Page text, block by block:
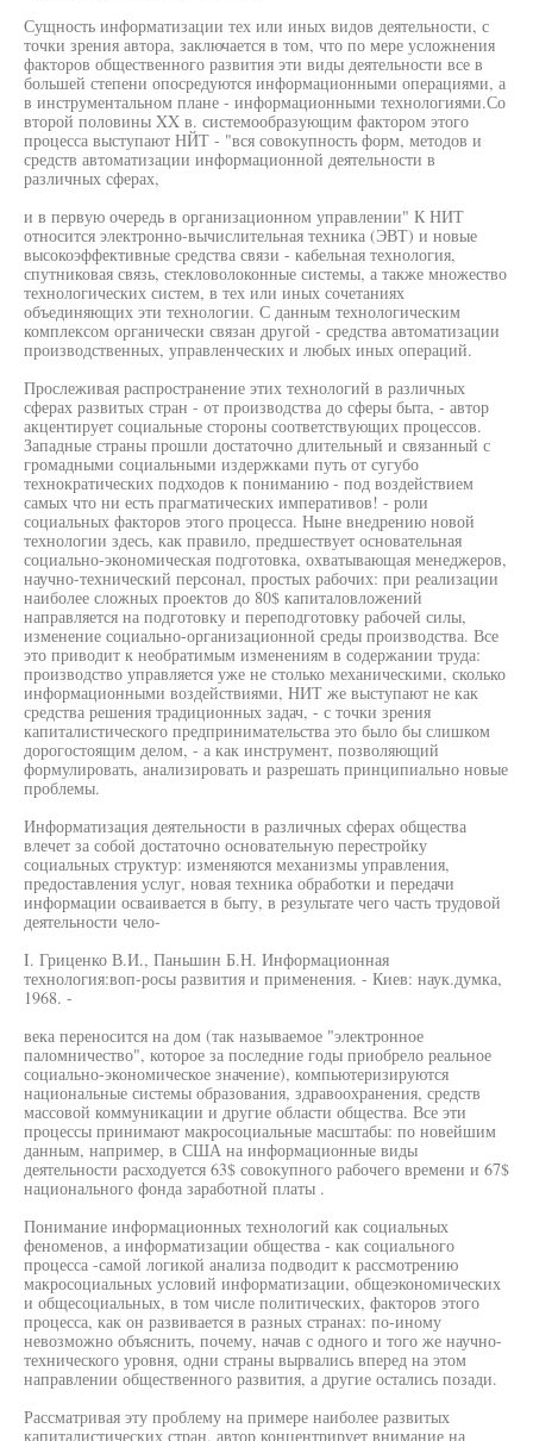
Сущность информатизации тех или иных видов деятельности, с
точки зрения автора, заключается в том, что по мере усложнения
факторов общественного развития эти виды деятельности все в
большей степени опосредуются информационными операциями, а
в инструментальном плане - информационными технологиями.Со
второй половины XX в. системообразующим фактором этого
процесса выступают НЙТ - "вся совокупность форм, методов и
средств автоматизации информационной деятельности в
различных сферах,
и в первую очередь в организационном управлении" К НИТ
относится электронно-вычислительная техника (ЭВТ) и новые
высокоэффективные средства связи - кабельная технология,
спутниковая связь, стекловолоконные системы, а также множество
технологических систем, в тех или иных сочетаниях
объединяющих эти технологии. С данным технологическим
комплексом органически связан другой - средства автоматизации
производственных, управленческих и любых иных операций.
Прослеживая распространение этих технологий в различных
сферах развитых стран - от производства до сферы быта, - автор
акцентирует социальные стороны соответствующих процессов.
Западные страны прошли достаточно длительный и связанный с
громадными социальными издержками путь от сугубо
технократических подходов к пониманию - под воздействием
самых что ни есть прагматических императивов! - роли
социальных факторов этого процесса. Ныне внедрению новой
технологии здесь, как правило, предшествует основательная
социально-экономическая подготовка, охватывающая менеджеров,
научно-технический персонал, простых рабочих: при реализации
наиболее сложных проектов до 80$ капиталовложений
направляется на подготовку и переподготовку рабочей силы,
изменение социально-организационной среды производства. Все
это приводит к необратимым изменениям в содержании труда:
производство управляется уже не столько механическими, сколько
информационными воздействиями, НИТ же выступают не как
средства решения традиционных задач, - с точки зрения
капиталистического предпринимательства это было бы слишком
дорогостоящим делом, - а как инструмент, позволяющий
формулировать, анализировать и разрешать принципиально новые
проблемы.
Информатизация деятельности в различных сферах общества
влечет за собой достаточно основательную перестройку
социальных структур: изменяются механизмы управления,
предоставления услуг, новая техника обработки и передачи
информации осваивается в быту, в результате чего часть трудовой
деятельности чело-
I. Гриценко В.И., Паньшин Б.Н. Информационная
технология:воп-росы развития и применения. - Киев: наук.думка,
1968. -
века переносится на дом (так называемое "электронное
паломничество", которое за последние годы приобрело реальное
социально-экономическое значение), компьютеризируются
национальные системы образования, здравоохранения, средств
массовой коммуникации и другие области общества. Все эти
процессы принимают макросоциальные масштабы: по новейшим
данным, например, в США на информационные виды
деятельности расходуется 63$ совокупного рабочего времени и 67$
национального фонда заработной платы .
Понимание информационных технологий как социальных
феноменов, а информатизации общества - как социального
процесса -самой логикой анализа подводит к рассмотрению
макросоциальных условий информатизации, общеэкономических
и общесоциальных, в том числе политических, факторов этого
процесса, как он развивается в разных странах: по-иному
невозможно объяснить, почему, начав с одного и того же научно-
технического уровня, одни страны вырвались вперед на этом
направлении общественного развития, а другие остались позади.
Рассматривая эту проблему на примере наиболее развитых
капиталистических стран, автор концентрирует внимание на